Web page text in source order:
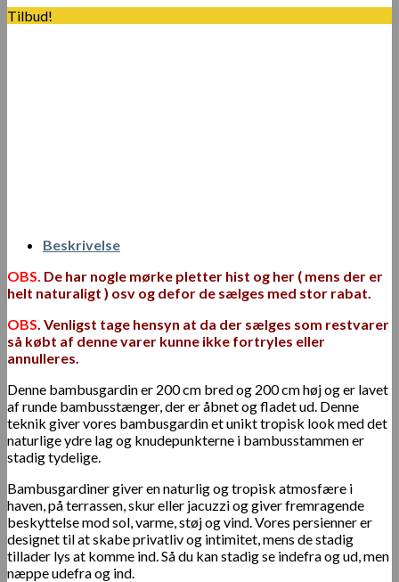
Tilbud!
Beskrivelse
OBS. De har nogle mørke pletter hist og her ( mens der er
helt naturaligt ) osv og defor de sælges med stor rabat.
OBS. Venligst tage hensyn at da der sælges som restvarer
så købt af denne varer kunne ikke fortryles eller
annulleres.
Denne bambusgardin er 200 cm bred og 200 cm høj og er lavet
af runde bambusstænger, der er åbnet og fladet ud. Denne
teknik giver vores bambusgardin et unikt tropisk look med det
naturlige ydre lag og knudepunkterne i bambusstammen er
stadig tydelige.
Bambusgardiner giver en naturlig og tropisk atmosfære i
haven, på terrassen, skur eller jacuzzi og giver fremragende
beskyttelse mod sol, varme, støj og vind. Vores persienner er
designet til at skabe privatliv og intimitet, mens de stadig
tillader lys at komme ind. Så du kan stadig se indefra og ud, men
næppe udefra og ind.